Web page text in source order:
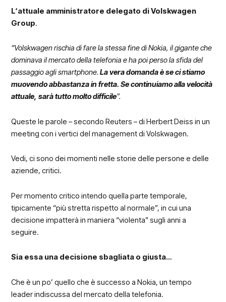
L‘attuale amministratore delegato di Volskwagen
Group.
“Volskwagen rischia di fare la stessa fine di Nokia, il gigante che
dominava il mercato della telefonia e ha poi perso la sfida del
passaggio agli smartphone.La vera domanda è se ci stiamo
muovendo abbastanza in fretta. Se continuiamo alla velocità
attuale, sarà tutto molto difficile”.
Queste le parole – secondo Reuters – di Herbert Deiss in un
meeting con i vertici del management di Volskwagen.
Vedi, ci sono dei momenti nelle storie delle persone e delle
aziende, critici.
Per momento critico intendo quella parte temporale,
tipicamente “più stretta rispetto al normale”, in cui una
decisione impatterà in maniera “violenta” sugli anni a
seguire.
Sia essa una decisione sbagliata o giusta…
Che è un po’ quello che è successo a Nokia, un tempo
leader indiscussa del mercato della telefonia.